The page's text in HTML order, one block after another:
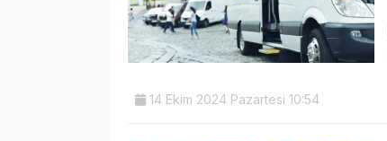
14 Ekim 2024 Pazartesi 10:54